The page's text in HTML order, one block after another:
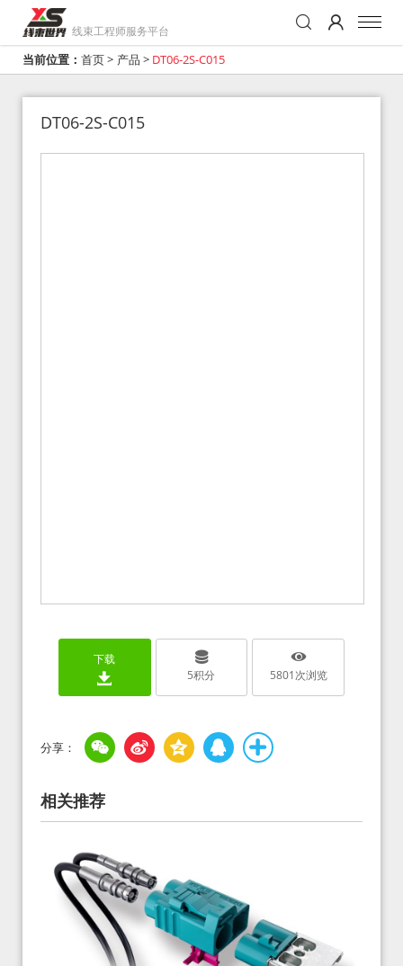
线束工程师服务平台
当前位置： 首页> 产品 > DT06-2S-C015
DT06-2S-C015
下载
5积分 5801次浏览
相关推荐